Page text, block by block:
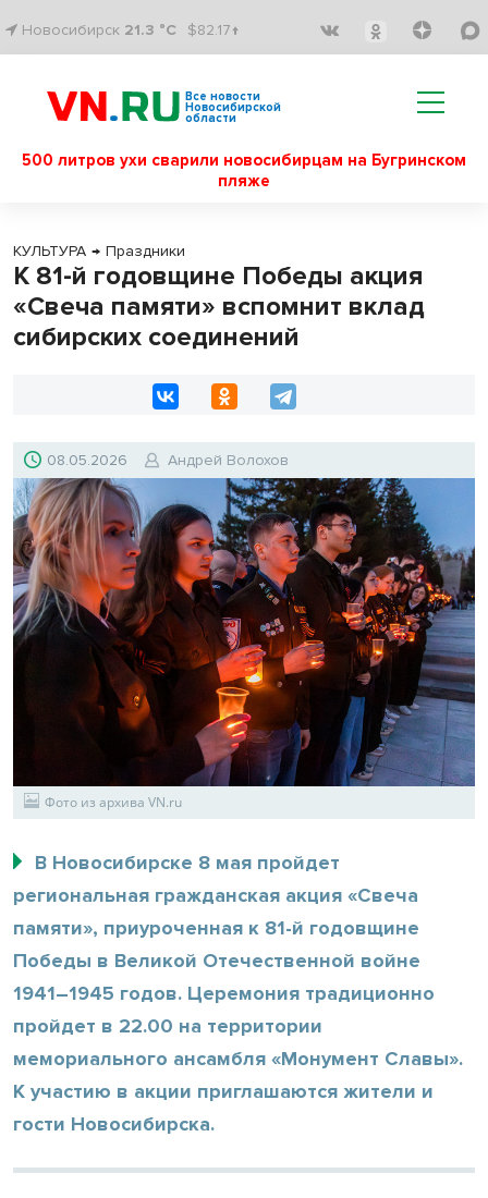
Новосибирск 21.3 °C $82.17↑
Все новости
Новосибирской
области
500 литров ухи сварили новосибирцам на Бугринском
пляже
КУЛЬТУРА → Праздники
К 81-й годовщине Победы акция
«Свеча памяти» вспомнит вклад
сибирских соединений
08.05.2026 Андрей Волохов
Фото из архива VN.ru
В Новосибирске 8 мая пройдет
региональная гражданская акция «Свеча
памяти», приуроченная к 81-й годовщине
Победы в Великой Отечественной войне
1941–1945 годов. Церемония традиционно
пройдет в 22.00 на территории
мемориального ансамбля «Монумент Славы».
К участию в акции приглашаются жители и
гости Новосибирска.